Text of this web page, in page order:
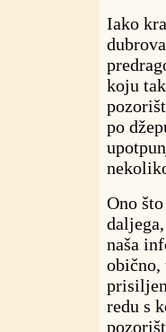
Iako
koju
po
Ono
naša
obično,
redu s